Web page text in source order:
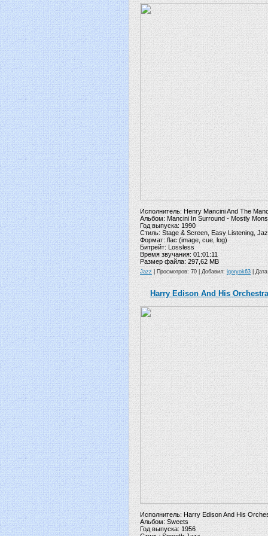
Исполнитель: Henry Mancini And The
Альбом: Mancini In Surround - Mostly
Год выпуска: 1990
Стиль: Stage & Screen, Easy Listening,
Формат: flac (image, cue, log)
Битрейт: Lossless
Время звучания: 01:01:11
Размер файла: 297,62 MB
Jazz | Просмотров: 70 | Добавил: igoryok63|
Harry Edison And His
Исполнитель: Harry Edison And His
Альбом: Sweets
Год выпуска: 1956